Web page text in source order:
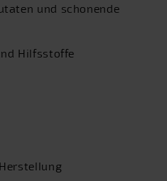
und schonende
Hilfsstoffe